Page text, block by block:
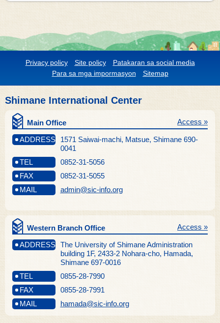
Privacy policy Site policy
Patakaran sa social media
Para sa mga impormasyon
Sitemap
Shimane International Center
Main Office
ADDRESS
1571 Saiwai-machi, Matsue, Shimane 690-
0041
Access »
TEL
0852-31-5056
FAX
0852-31-5055
MAIL
admin@sic-info.org
Western Branch Office
ADDRESS The University of Shimane Administration
building 1F, 2433-2 Nohara-cho, Hamada,
Shimane 697-0016
Access »
TEL
0855-28-7990
FAX
0855-28-7991
MAIL
hamada@sic-info.org